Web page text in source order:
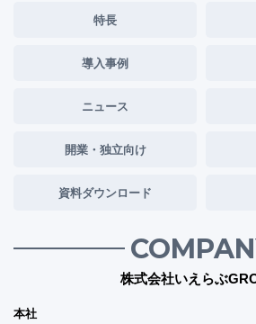
特長
導入事例
ニュース
開業・独立向け
資料ダウンロード
株式会社いえらぶ
本社